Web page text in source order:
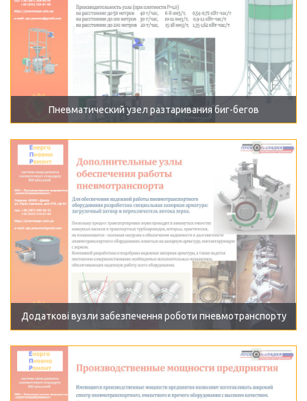
Пневматический узел разтаривания биг-бегов
Додаткові вузли забезпечення роботи пневмотранспорту